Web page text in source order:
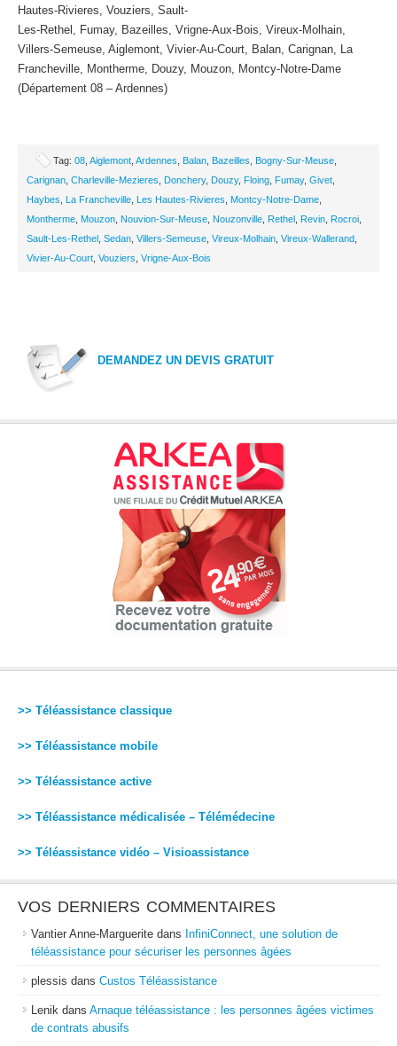
Hautes-Rivieres, Vouziers, Sault-
Les-Rethel, Fumay, Bazeilles, Vrigne-Aux-Bois, Vireux-Molhain,
Villers-Semeuse, Aiglemont, Vivier-Au-Court, Balan, Carignan, La
Francheville, Montherme, Douzy, Mouzon, Montcy-Notre-Dame
(Département 08 – Ardennes)
Tag: 08 Aiglemont Ardennes Balan Bazeilles Bogny-Sur-Meuse
Carignan Charleville-Mezieres Donchery, Douzy, Floing Fumay, Givet
Haybes
La Francheville Les Hautes-Rivieres Montcy-Notre-Dame
Montherme Mouzon Nouvion-Sur-Meuse Nouzonville Rethel Revin Rocroi
Sault-Les-Rethel Sedan Villers-Semeuse Vireux-Molhain Vireux-Wallerand
Vivier-Au-Court Vouziers Vrigne-Aux-Bois
DEMANDEZ UN DEVIS GRATUIT
>> Téléassistance classique
>> Téléassistance mobile
>> Téléassistance active
>> Téléassistance médicalisée – Télémédecine
>> Téléassistance vidéo – Visioassistance
VOS DERNIERS COMMENTAIRES
Vantier Anne-Marguerite dans InfiniConnect, une solution de
téléassistance pour sécuriser les personnes âgées
plessis dans Custos Téléassistance
Lenik dans Arnaque téléassistance : les personnes âgées victimes
de contrats abusifs